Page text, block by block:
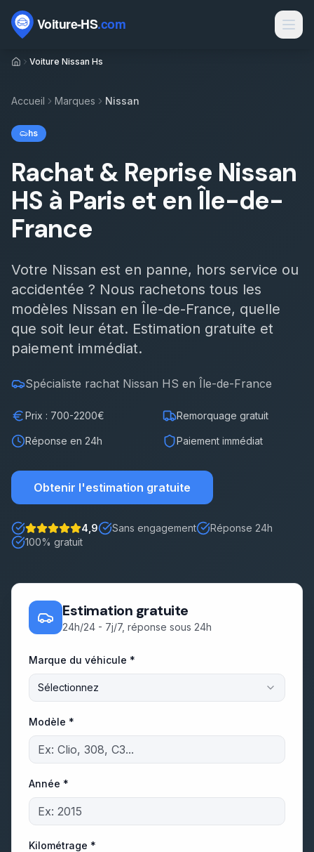
Passer au contenu
Marques Contact
Rachat épave
Épaviste par ville
Types de véhicules
Motorisations
Électrique HS par département
Sinistres
Démarches
Estimation gratuite
Voiture Nissan Hs
Accueil Marques Nissan
hs
Rachat & Reprise Nissan
HS à Paris et en Île-de-
France
Votre Nissan est en panne, hors service ou
accidentée ? Nous rachetons tous les
modèles Nissan en Île-de-France, quelle
que soit leur état. Estimation gratuite et
paiement immédiat.
Spécialiste rachat Nissan HS en Île-de-France
Prix : 700-2200€ Remorquage gratuit
Réponse en 24h Paiement immédiat
Obtenir l'estimation gratuite
Note : 5 étoiles sur 5
4,9 Sans engagement
Réponse 24h
100% gratuit
Estimation gratuite
24h/24 - 7j/7, réponse sous 24h
Marque du véhicule *
Sélectionnez
Modèle *
Année *
Kilométrage *